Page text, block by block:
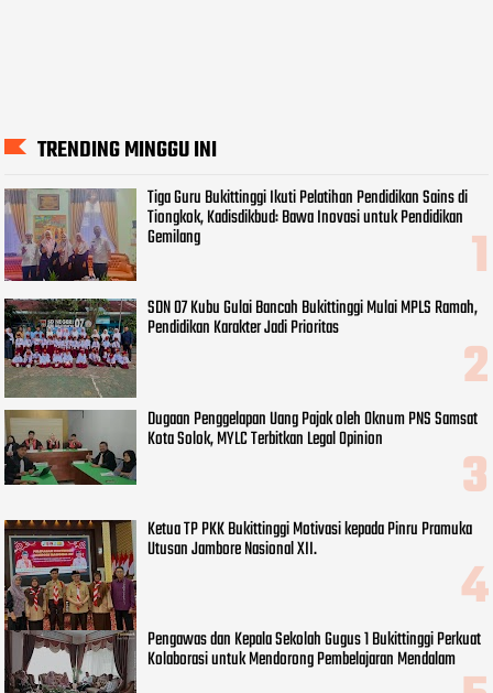
TRENDING MINGGU INI
Tiga Guru Bukittinggi Ikuti Pelatihan Pendidikan Sains di
Tiongkok, Kadisdikbud: Bawa Inovasi untuk Pendidikan
Gemilang
SDN 07 Kubu Gulai Bancah Bukittinggi Mulai MPLS Ramah,
Pendidikan Karakter Jadi Prioritas
Dugaan Penggelapan Uang Pajak oleh Oknum PNS Samsat
Kota Solok, MYLC Terbitkan Legal Opinion
Ketua TP PKK Bukittinggi Motivasi kepada Pinru Pramuka
Utusan Jambore Nasional XII.
Pengawas dan Kepala Sekolah Gugus 1 Bukittinggi Perkuat
Kolaborasi untuk Mendorong Pembelajaran Mendalam